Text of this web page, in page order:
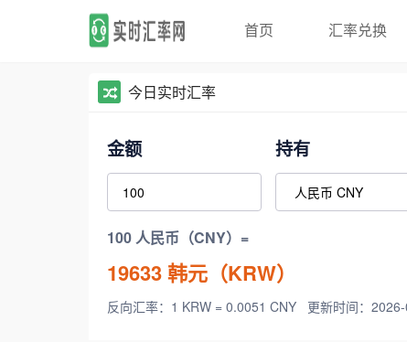
首页 汇率兑换
今日实时汇率
金额 持有
100 人民币（CNY）=
19633韩元（KRW）
反向汇率：1 KRW = 0.0051 CNY 更新时间：